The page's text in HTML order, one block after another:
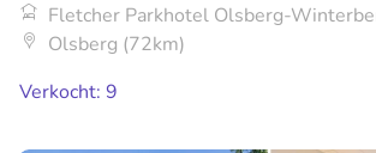
Fletcher Parkhotel Olsberg-
Olsberg (72km)
Verkocht: 9